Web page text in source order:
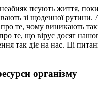
псують життя,
зі щоденної рутини.
те, чому виникають
те, що вірус досяг
так діє на нас. Ці
організму